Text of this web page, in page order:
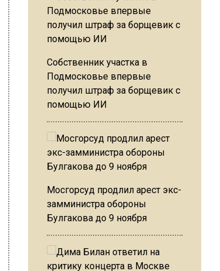
Собственник участка в
Подмосковье впервые
получил штраф за борщевик с
помощью ИИ
Мосгорсуд продлил арест экс-
замминистра обороны
Булгакова до 9 ноября